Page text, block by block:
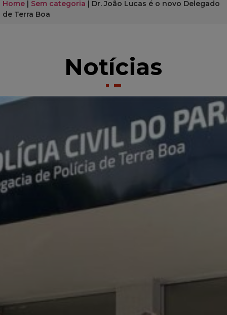
Home | Sem categoria | Dr. João Lucas é o novo Delegado
de Terra Boa
Notícias